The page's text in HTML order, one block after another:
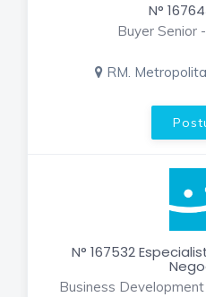
N°
Buyer Senior
RM.
N° 167532
Business